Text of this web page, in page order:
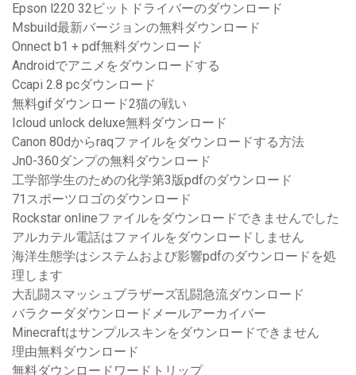
Epson l220 32ビットドライバーのダウンロード
Msbuild最新バージョンの無料ダウンロード
Onnect b1 + pdf無料ダウンロード
Androidでアニメをダウンロードする
Ccapi 2.8 pcダウンロード
無料gifダウンロード2猫の戦い
Icloud unlock deluxe無料ダウンロード
Canon 80dからraqファイルをダウンロードする方法
Jn0-360ダンプの無料ダウンロード
工学部学生のための化学第3版pdfのダウンロード
71スポーツロゴのダウンロード
Rockstar onlineファイルをダウンロードできませんでした
アルカテル電話はファイルをダウンロードしません
海洋生態学はシステムおよび影響pdfのダウンロードを処
理します
大乱闘スマッシュブラザーズ乱闘急流ダウンロード
バラクーダダウンロードメールアーカイバー
Minecraftはサンプルスキンをダウンロードできません
理由無料ダウンロード
無料ダウンロードワードトリップ